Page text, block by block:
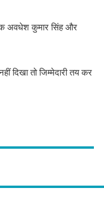
अवधेश कुमार सिंह और
दिखा तो जिम्मेदारी तय कर